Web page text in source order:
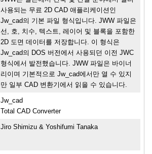
사용되는 무료 2D CAD 애플리케이션인
Jw_cad의 기본 파일 형식입니다. JWW 파일은
선, 호, 치수, 텍스트, 레이어 및 블록을 포함한
2D 도면 데이터를 저장합니다. 이 형식은
Jw_cad의 DOS 버전에서 사용되던 이전 JWC
형식에서 발전했습니다. JWW 파일은 바이너
리이며 기본적으로 Jw_cad에서만 열 수 있지
만 일부 CAD 변환기에서 읽을 수 있습니다.
Jw_cad
Total CAD Converter
Jiro Shimizu & Yoshifumi Tanaka